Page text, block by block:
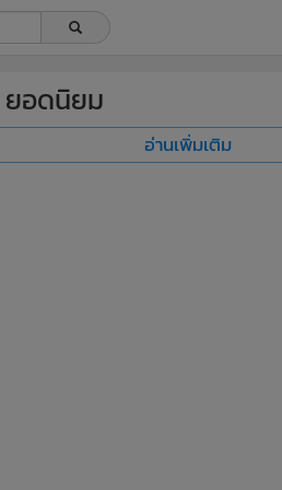
ยอดนิยม
อ่านเพิ่มเติม